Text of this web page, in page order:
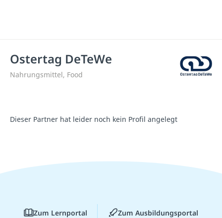
Ostertag DeTeWe
Nahrungsmittel, Food
Dieser Partner hat leider noch kein Profil angelegt
Zum Lernportal Zum Ausbildungsportal